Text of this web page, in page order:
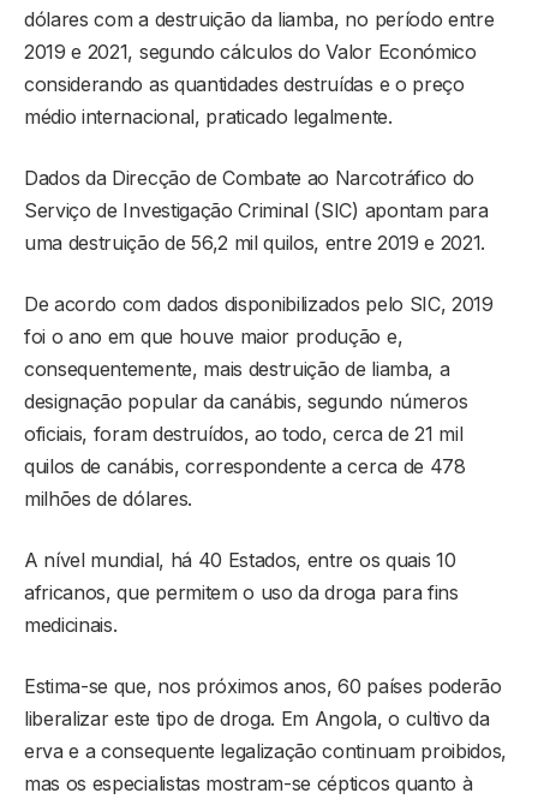
dólares com a destruição da liamba, no período entre
2019 e 2021, segundo cálculos do Valor Económico
considerando as quantidades destruídas e o preço
médio internacional, praticado legalmente.
Dados da Direcção de Combate ao Narcotráfico do
Serviço de Investigação Criminal (SIC) apontam para
uma destruição de 56,2 mil quilos, entre 2019 e 2021.
De acordo com dados disponibilizados pelo SIC, 2019
foi o ano em que houve maior produção e,
consequentemente, mais destruição de liamba, a
designação popular da canábis, segundo números
oficiais, foram destruídos, ao todo, cerca de 21 mil
quilos de canábis, correspondente a cerca de 478
milhões de dólares.
A nível mundial, há 40 Estados, entre os quais 10
africanos, que permitem o uso da droga para fins
medicinais.
Estima-se que, nos próximos anos, 60 países poderão
liberalizar este tipo de droga. Em Angola, o cultivo da
erva e a consequente legalização continuam proibidos,
mas os especialistas mostram-se cépticos quanto à